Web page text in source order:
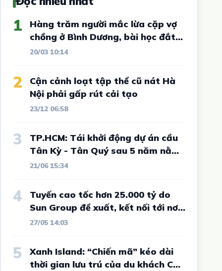
1
Hàng trăm người mắc lừa cặp vợ
chồng ở Bình Dương, bài học đắt
giá cho vô số nhà đầu tư đất nền
20/03 10:14
2
Cận cảnh loạt tập thể cũ nát Hà
Nội phải gấp rút cải tạo
23/12 06:58
3
TP.HCM: Tái khởi động dự án cầu
Tân Kỳ - Tân Quý sau 5 năm nằm
im
21/06 15:34
4
Tuyến cao tốc hơn 25.000 tỷ do
Sun Group đề xuất, kết nối tới nơi
từng "sôi sục" vì sốt đất và được
Nguyên có diễn biến mới
27/05 14:03
5
Xanh Island: “Chiến mã” kéo dài
thời gian lưu trú của du khách Cát